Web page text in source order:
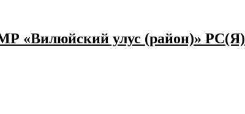
«Вилюйский улус (район)» РС(Я)